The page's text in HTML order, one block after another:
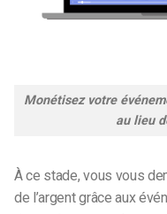
Monétisez votre
au lieu
À ce stade, vous vous
de l’argent grâce aux